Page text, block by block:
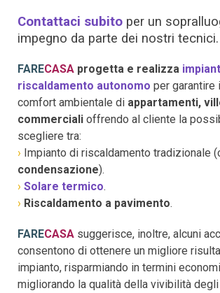
CONTATTI
BLOG
Contattaci subito per un
impegno da parte dei nostri tecnici.
FARECASA progetta e realizza
riscaldamento autonomo per garantire
comfort ambientale di appartamenti,
commerciali offrendo al cliente la
scegliere tra:
› Impianto di riscaldamento tradizionale
condensazione).
› Solare termico.
› Riscaldamento a pavimento.
FARECASA suggerisce, inoltre, alcuni
consentono di ottenere un migliore
impianto, risparmiando in termini
migliorando la qualità della vivibilità